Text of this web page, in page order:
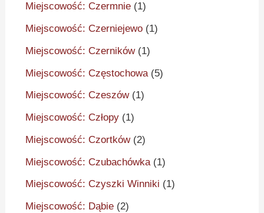
Miejscowość: Czermnie (1)
Miejscowość: Czerniejewo (1)
Miejscowość: Czerników(1)
Miejscowość: Częstochowa (5)
Miejscowość: Czeszów(1)
Miejscowość: Człopy (1)
Miejscowość: Czortków(2)
Miejscowość: Czubachówka (1)
Miejscowość: Czyszki Winniki (1)
Miejscowość: Dąbie (2)